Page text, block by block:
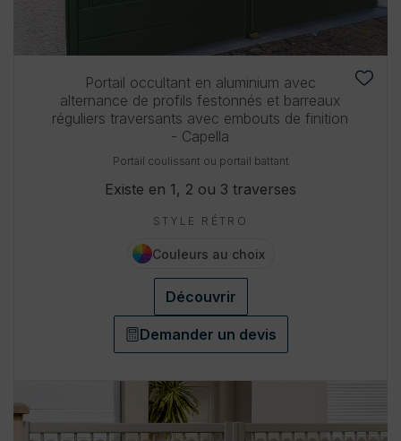
Portail occultant en aluminium avec
alternance de profils festonnés et barreaux
réguliers traversants avec embouts de finition
- Capella
Portail coulissant ou portail battant
Existe en 1, 2 ou 3 traverses
STYLE RÉTRO
Couleurs au choix
Découvrir
Demander un devis